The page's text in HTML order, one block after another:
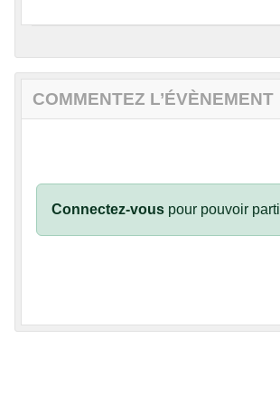
COMMENTEZ L’ÉVÈNEMENT
Connectez-vous pour pouvoir